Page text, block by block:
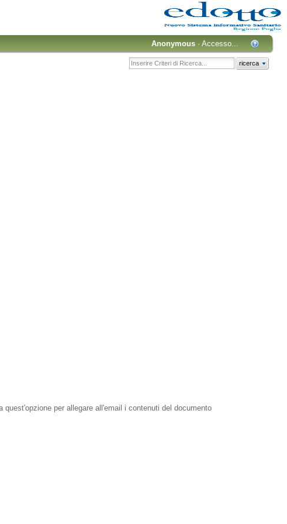
Anonymous ·Accesso...
ricerca
per allegare all'email i contenuti del documento